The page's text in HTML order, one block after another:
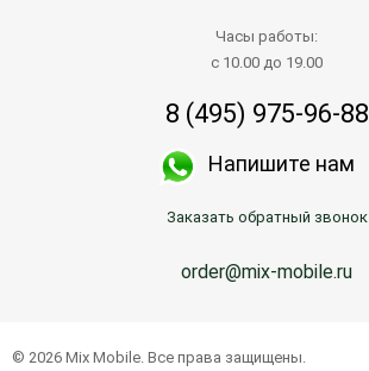
Часы работы:
с 10.00 до 19.00
8 (495) 975-96-88
Напишите нам
Заказать обратный звонок
order@mix-mobile.ru
© 2026 Mix Mobile. Все права защищены.